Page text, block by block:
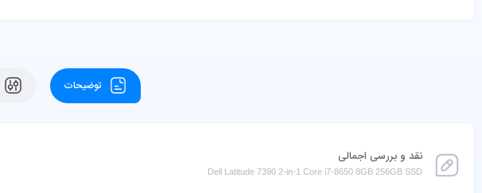
توضیحات
نقد و بررسی اجمالی
Dell Latitude 7390 2-in-1 Core i7-8650 8GB 256GB SSD